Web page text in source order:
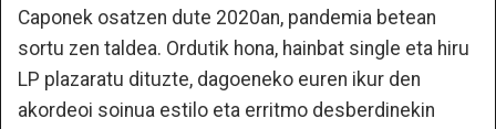
Caponek osatzen dute 2020an, pandemia betean
sortu zen taldea. Ordutik hona, hainbat single eta hiru
LP plazaratu dituzte, dagoeneko euren ikur den
akordeoi soinua estilo eta erritmo desberdinekin